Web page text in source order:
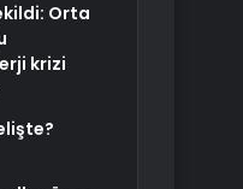
Orta
krizi